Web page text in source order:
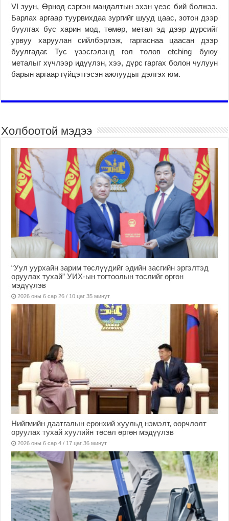
VI зуун, Өрнөд сэргэн мандалтын эхэн үеэс бий болжээ.
Барлах аргаар туурвихдаа зургийг шууд цаас, зотон дээр
буулгах бус харин мод, төмөр, метал эд дээр дүрсийг
урвуу харуулан сийлбэрлэж, гаргаснаа цаасан дээр
буулгадаг. Тус үзэсгэлэнд гол төлөв etching буюу
металыг хүчлээр идүүлэн, хээ, дүрс гаргах болон чулуун
барын аргаар гүйцэтгэсэн ажлуудыг дэлгэх юм.
Холбоотой мэдээ
“Уул уурхайн зарим төслүүдийг эдийн засгийн эргэлтэд
оруулах тухай” УИХ-ын тогтоолын төслийг өргөн
мэдүүлэв
2026 оны 6 сар 26 / 10 цаг 35 минут
Нийгмийн даатгалын ерөнхий хуульд нэмэлт, өөрчлөлт
оруулах тухай хуулийн төсөл өргөн мэдүүлэв
2026 оны 6 сар 4 / 17 цаг 36 минут